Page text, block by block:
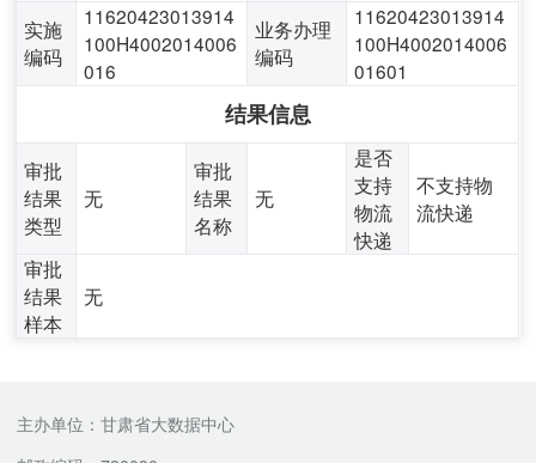
实施
编码
11620423013914
100H4002014006
016
业务办理
编码
11620423013914
100H4002014006
01601
结果信息
审批
结果
类型
无
审批
结果
名称
无
是否
支持
物流
快递
不支持物
流快递
审批
结果
样本
无
主办单位：甘肃省大数据中心